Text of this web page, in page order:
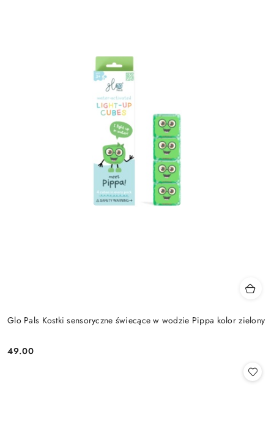
Glo Pals Kostki sensoryczne świecące w wodzie Pippa kolor zielony
Cena:
49.00